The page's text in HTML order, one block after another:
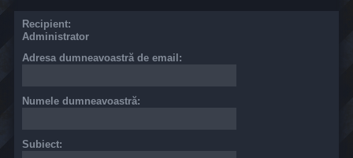
Recipient:
Administrator
Adresa dumneavoastră de email:
Numele dumneavoastră:
Subiect: